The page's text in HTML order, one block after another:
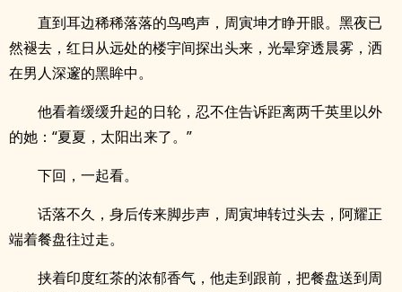
直到耳边稀稀落落的鸟鸣声，周寅坤才睁开眼。黑夜已
然褪去，红日从远处的楼宇间探出头来，光晕穿透晨雾，洒
在男人深邃的黑眸中。
他看着缓缓升起的日轮，忍不住告诉距离两千英里以外
的她：“夏夏，太阳出来了。”
下回，一起看。
话落不久，身后传来脚步声，周寅坤转过头去，阿耀正
端着餐盘往过走。
挟着印度红茶的浓郁香气，他走到跟前，把餐盘送到周